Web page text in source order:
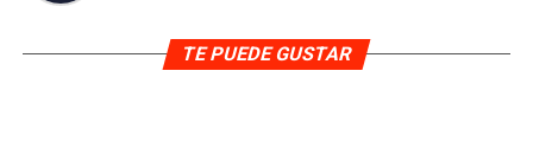
TE PUEDE GUSTAR